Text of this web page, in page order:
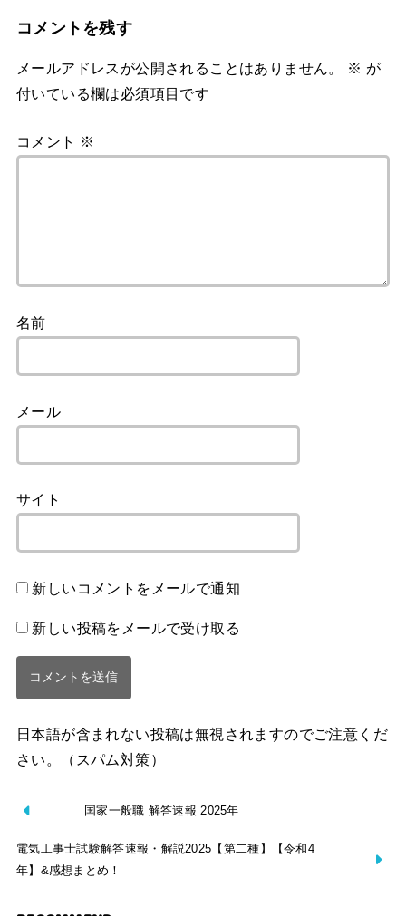
コメントを残す
メールアドレスが公開されることはありません。 ※ が
付いている欄は必須項目です
コメント ※
名前
メール
サイト
新しいコメントをメールで通知
新しい投稿をメールで受け取る
日本語が含まれない投稿は無視されますのでご注意くだ
さい。（スパム対策）
国家一般職 解答速報 2025年
電気工事士試験解答速報・解説2025【第二種】【令和4
年】&感想まとめ！